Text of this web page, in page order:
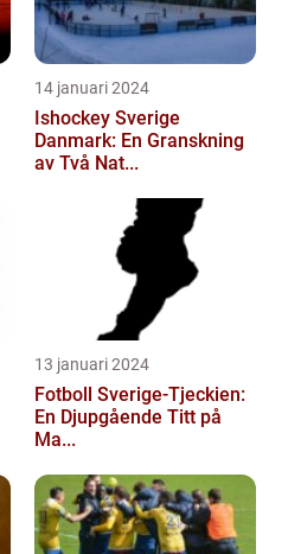
14 januari 2024
Ishockey Sverige
Danmark: En Granskning
av Två Nat...
13 januari 2024
Fotboll Sverige-Tjeckien:
En Djupgående Titt på
Ma...